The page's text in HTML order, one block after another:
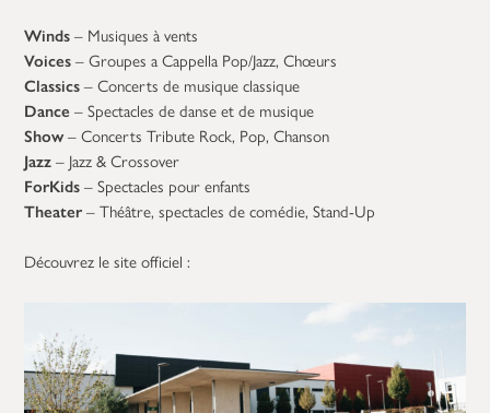
Winds– Musiques à vents
Voices– Groupes a Cappella Pop/Jazz, Chœurs
Classics– Concerts de musique classique
Dance– Spectacles de danse et de musique
Show– Concerts Tribute Rock, Pop, Chanson
Jazz– Jazz & Crossover
ForKids– Spectacles pour enfants
Theater– Théâtre, spectacles de comédie, Stand-Up
Découvrez le site officiel :